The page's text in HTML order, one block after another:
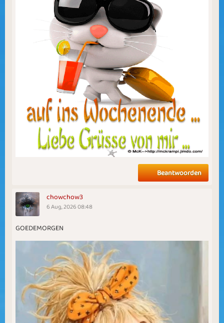
Beantwoorden
chowchow3
6 Aug, 2026 08:48
GOEDEMORGEN